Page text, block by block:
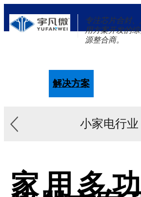
专注芯片合封
用方案开发的
源整合商。
解决方案
小家电行业
家用多